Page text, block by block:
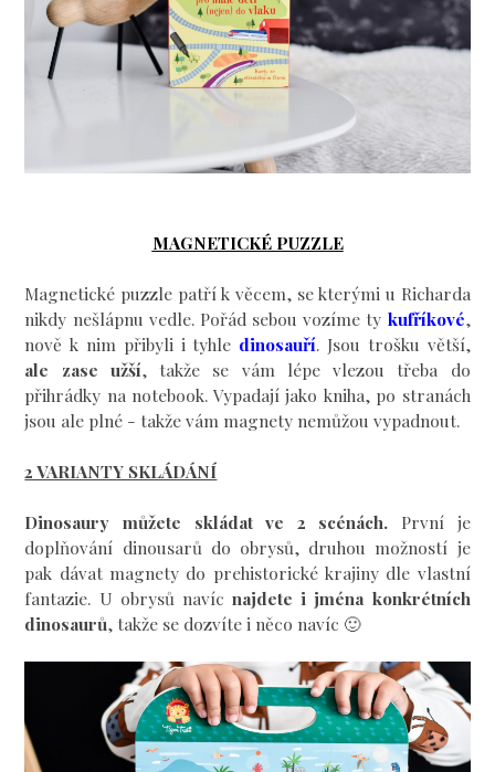
MAGNETICKÉ PUZZLE
Magnetické puzzle patří k věcem, se kterými u Richarda
nikdy nešlápnu vedle. Pořád sebou vozíme ty kufříkové,
nově k nim přibyli i tyhle dinosauří. Jsou trošku větší,
ale zase užší, takže se vám lépe vlezou třeba do
přihrádky na notebook. Vypadají jako kniha, po stranách
jsou ale plné - takže vám magnety nemůžou vypadnout.
2 VARIANTY SKLÁDÁNÍ
Dinosaury můžete skládat ve 2 scénách. První je
doplňování dinousarů do obrysů, druhou možností je
pak dávat magnety do prehistorické krajiny dle vlastní
fantazie. U obrysů navícnajdete i jména konkrétních
dinosaurů, takže se dozvíte i něco navíc 🙂